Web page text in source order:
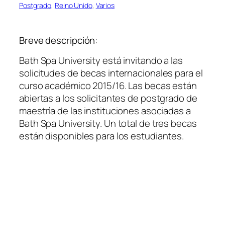
Postgrado, Reino Unido, Varios
Breve descripción:
Bath Spa University está invitando a las
solicitudes de becas internacionales para el
curso académico 2015/16. Las becas están
abiertas a los solicitantes de postgrado de
maestría de las instituciones asociadas a
Bath Spa University. Un total de tres becas
están disponibles para los estudiantes.